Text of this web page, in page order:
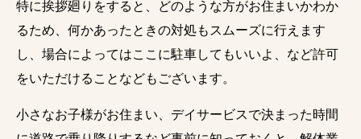
特に挨拶廻りをすると、どのような方がお住まいかわか
るため、何かあったときの対処もスムーズに行えます
し、場合によってはここに駐車してもいいよ、など許可
をいただけることなどもございます。
小さなお子様がお住まい、デイサービスで決まった時間